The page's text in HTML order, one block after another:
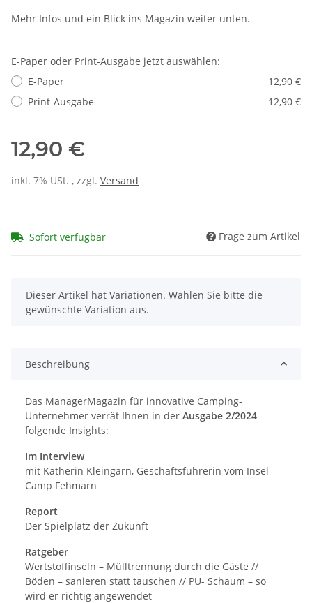
Mehr Infos und ein Blick ins Magazin weiter unten.
E-Paper oder Print-Ausgabe jetzt auswählen:
E-Paper
12,90 €
Print-Ausgabe
12,90 €
12,90 €
inkl. 7% USt. , zzgl. Versand
Sofort verfügbar Frage zum Artikel
x
Dieser Artikel hat Variationen. Wählen Sie bitte die
gewünschte Variation aus.
Beschreibung
Das ManagerMagazin für innovative Camping-
Unternehmer verrät Ihnen in der Ausgabe 2/2024
folgende Insights:
Im Interview
mit Katherin Kleingarn, Geschäftsführerin vom Insel-
Camp Fehmarn
Report
Der Spielplatz der Zukunft
Ratgeber
Wertstoffinseln – Mülltrennung durch die Gäste //
Böden – sanieren statt tauschen // PU- Schaum – so
wird er richtig angewendet